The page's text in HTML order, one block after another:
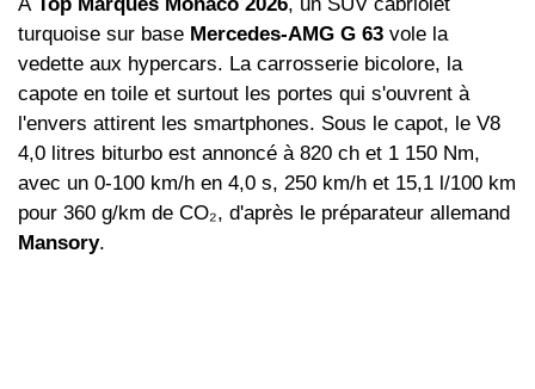
turquoise sur base Mercedes-AMG G 63 vole la
vedette aux hypercars. La carrosserie bicolore, la
capote en toile et surtout les portes qui s'ouvrent à
l'envers attirent les smartphones. Sous le capot, le V8
4,0 litres biturbo est annoncé à 820 ch et 1 150 Nm,
avec un 0-100 km/h en 4,0 s, 250 km/h et 15,1 l/100 km
pour 360 g/km de CO₂, d'après le préparateur allemand
Mansory.